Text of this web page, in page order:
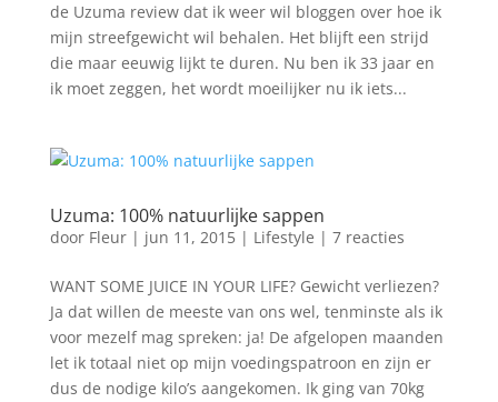
de Uzuma review dat ik weer wil bloggen over hoe ik
mijn streefgewicht wil behalen. Het blijft een strijd
die maar eeuwig lijkt te duren. Nu ben ik 33 jaar en
ik moet zeggen, het wordt moeilijker nu ik iets...
Uzuma: 100% natuurlijke sappen
door Fleur| jun 11, 2015| Lifestyle | 7 reacties
WANT SOME JUICE IN YOUR LIFE? Gewicht verliezen?
Ja dat willen de meeste van ons wel, tenminste als ik
voor mezelf mag spreken: ja! De afgelopen maanden
let ik totaal niet op mijn voedingspatroon en zijn er
dus de nodige kilo’s aangekomen. Ik ging van 70kg